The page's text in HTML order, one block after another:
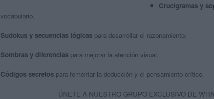
Crucigramas y
vocabulario.
Sudokus y secuencias lógicaspara desarrollar el razonamiento.
Sombras y diferenciaspara mejorar la atención visual.
Códigos secretospara fomentar la deducción y el pensamiento crítico.
ÚNETE A NUESTRO GRUPO EXCLUSIVO DE